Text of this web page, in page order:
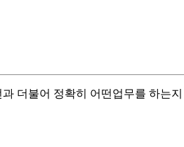
더불어 정확히 어떤업무를 하는